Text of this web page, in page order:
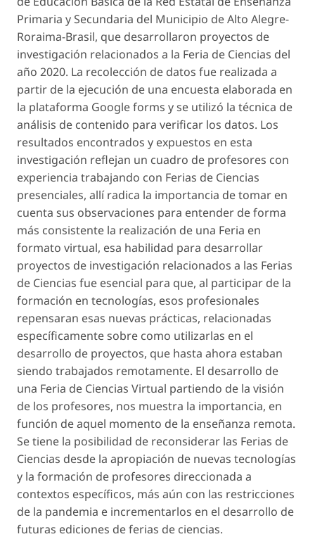
Primaria y Secundaria del Municipio de Alto Alegre-
Roraima-Brasil, que desarrollaron proyectos de
investigación relacionados a la Feria de Ciencias del
año 2020. La recolección de datos fue realizada a
partir de la ejecución de una encuesta elaborada en
la plataforma Google forms yse utilizó la técnica de
análisis de contenido para verificar los datos. Los
resultados encontrados y expuestos en esta
investigación reflejan un cuadro de profesores con
experiencia trabajando con Ferias de Ciencias
presenciales, allí radica la importancia de tomar en
cuenta sus observaciones para entender de forma
más consistente la realización de una Feria en
formato virtual, esa habilidad para desarrollar
proyectos de investigación relacionados a las Ferias
de Ciencias fue esencial para que, al participar de la
formación en tecnologías, esos profesionales
repensaran esas nuevas prácticas, relacionadas
específicamente sobre como utilizarlas en el
desarrollo de proyectos, que hasta ahora estaban
siendo trabajados remotamente. El desarrollo de
una Feria de Ciencias Virtual partiendo de la visión
de los profesores, nos muestra la importancia, en
función de aquel momento de la enseñanza remota.
Se tiene la posibilidad de reconsiderar las Ferias de
Ciencias desde la apropiación de nuevas tecnologías
y la formación de profesores direccionada a
contextos específicos, más aún con las restricciones
de la pandemia e incrementarlos en el desarrollo de
futuras ediciones de ferias de ciencias.